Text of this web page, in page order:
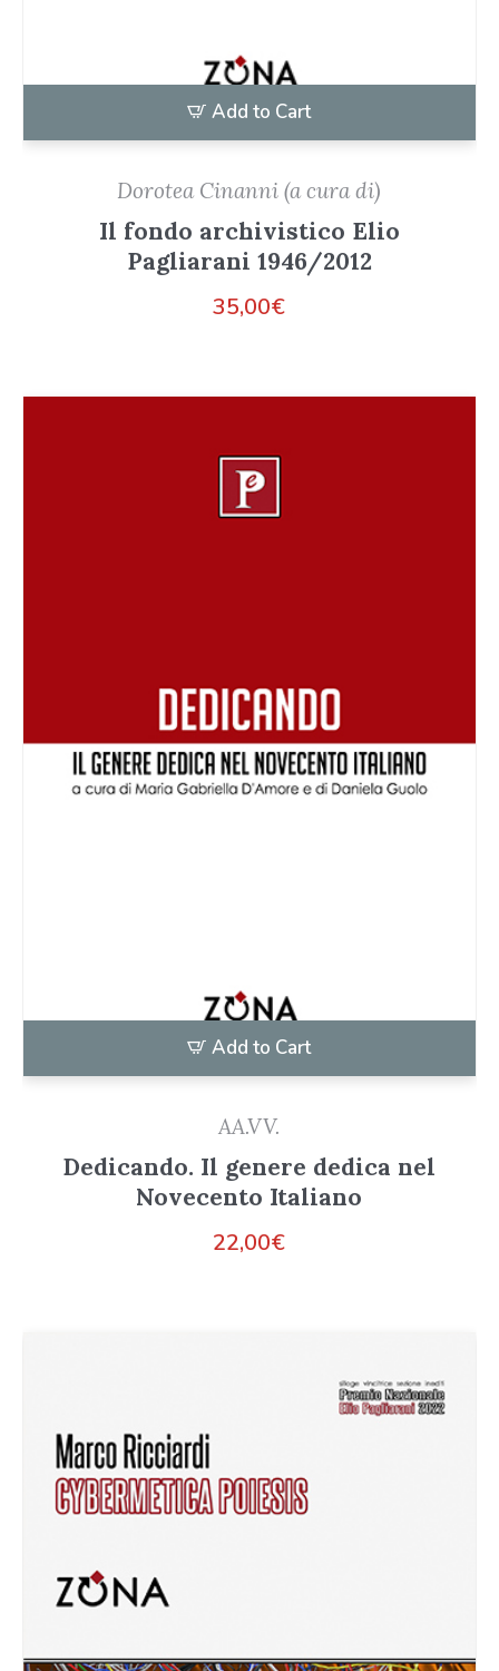
Add to Cart
Dorotea Cinanni (a cura di)
Il fondo archivistico Elio
Pagliarani 1946/2012
35,00€
Add to Cart
AA.VV.
Dedicando. Il genere dedica nel
Novecento Italiano
22,00€